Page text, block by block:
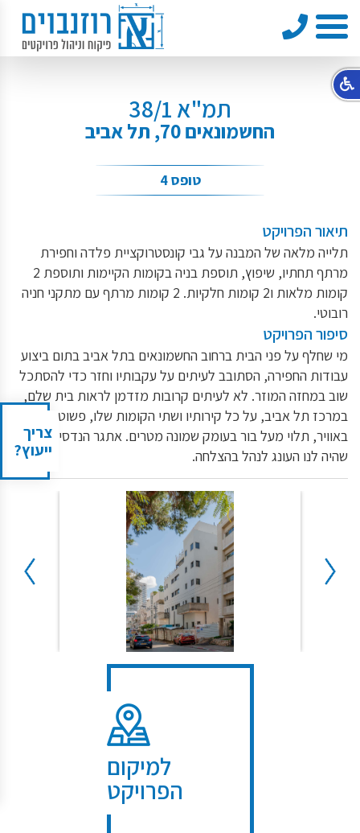
תפריט
תמ"א 38/1
החשמונאים 70, תל אביב
טופס 4
תיאור הפרויקט
תלייה מלאה של המבנה על גבי קונסטרוקציית פלדה וחפירת
מרתף תחתיו, שיפוץ, תוספת בניה בקומות הקיימות ותוספת 2
קומות מלאות ו2 קומות חלקיות. 2 קומות מרתף עם מתקני חניה
רובוטי.
סיפור הפרויקט
מי שחלף על פני הבית ברחוב החשמונאים בתל אביב בתום ביצוע
עבודות החפירה, הסתובב לעיתים על עקבותיו וחזר כדי להסתכל
שוב במחזה המוזר. לא לעיתים קרובות מזדמן לראות בית שלם,
במרכז תל אביב, על כל קירותיו ושתי הקומות שלו, פשוט מרחף
באוויר, תלוי מעל בור בעומק שמונה מטרים. אתגר הנדסי מדהים
שהיה לנו העונג לנהל בהצלחה.
למיקום
הפרויקט
צריך
ייעוץ?